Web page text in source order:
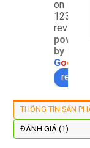
on
1232
reviews
powered
by
Goo
review
THÔNG TIN SẢN
ĐÁNH GIÁ (1)